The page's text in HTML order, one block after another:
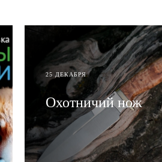
25 ДЕКАБРЯ
Охотничий нож
ЧИТАТЬ